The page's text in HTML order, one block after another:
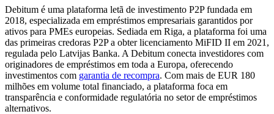
Debitum é uma plataforma letã de investimento P2P fundada em
2018, especializada em empréstimos empresariais garantidos por
ativos para PMEs europeias. Sediada em Riga, a plataforma foi uma
das primeiras credoras P2P a obter licenciamento MiFID II em 2021,
regulada pelo Latvijas Banka. A Debitum conecta investidores com
originadores de empréstimos em toda a Europa, oferecendo
investimentos com garantia de recompra. Com mais de EUR 180
milhões em volume total financiado, a plataforma foca em
transparência e conformidade regulatória no setor de empréstimos
alternativos.